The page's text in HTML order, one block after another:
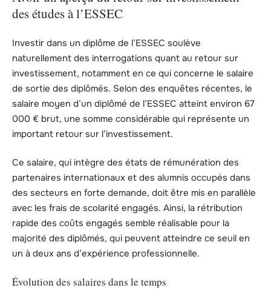
des études à l’ESSEC
Investir dans un diplôme de l’ESSEC soulève
naturellement des interrogations quant au retour sur
investissement, notamment en ce qui concerne le salaire
de sortie des diplômés. Selon des enquêtes récentes, le
salaire moyen d’un diplômé de l’ESSEC atteint environ 67
000 € brut, une somme considérable qui représente un
important retour sur l’investissement.
Ce salaire, qui intègre des états de rémunération des
partenaires internationaux et des alumnis occupés dans
des secteurs en forte demande, doit être mis en parallèle
avec les frais de scolarité engagés. Ainsi, la rétribution
rapide des coûts engagés semble réalisable pour la
majorité des diplômés, qui peuvent atteindre ce seuil en
un à deux ans d’expérience professionnelle.
Évolution des salaires dans le temps